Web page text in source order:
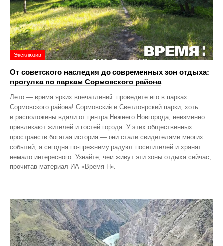
Эксклюзив
От советского наследия до современных зон отдыха:
прогулка по паркам Сормовского района
Лето — время ярких впечатлений: проведите его в парках
Сормовского района! Сормовский и Светлоярский парки, хоть
и расположены вдали от центра Нижнего Новгорода, неизменно
привлекают жителей и гостей города. У этих общественных
пространств богатая история — они стали свидетелями многих
событий, а сегодня по‑прежнему радуют посетителей и хранят
немало интересного. Узнайте, чем живут эти зоны отдыха сейчас,
прочитав материал ИА «Время Н».